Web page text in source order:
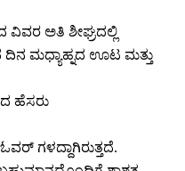
ವಿವರ ಅತಿ ಶೀಘ್ರದಲ್ಲಿ
ದಿನ ಮಧ್ಯಾಹ್ನದ ಊಟ ಮತ್ತು
ಹೆಸರು
ಗಳದ್ದಾಗಿರುತ್ತದೆ.